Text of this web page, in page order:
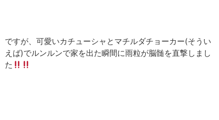
ですが、可愛いカチューシャとマチルダチョーカー(そうい
えば)でルンルンで家を出た瞬間に雨粒が脳髄を直撃しまし
た